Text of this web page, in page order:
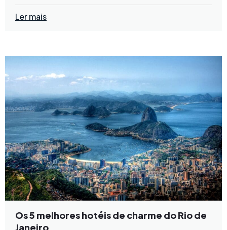
Ler mais
Os 5 melhores hotéis de charme do Rio de
Janeiro